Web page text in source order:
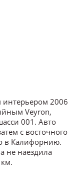
2006
Veyron,
001. Авто
с восточного
в Калифорнию.
не наездила